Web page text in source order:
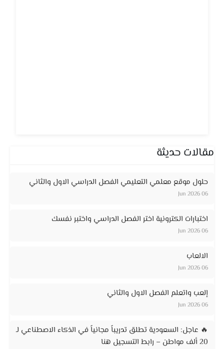
مقالات حديثة
حلول موقع معلمي التعليمي الفصل الدراسي الاول والثاني
06 Jun 2026
اختبارات الكترونية اختر الفصل الدراسي واختبر نفسك
06 Jun 2026
الالعاب
06 Jun 2026
إلعب واتعلم الفصل الاول والثاني
06 Jun 2026
🔥 عاجل: السعودية تطلق تدريباً مجانياً في الذكاء الاصطناعي لـ
20 ألف مواطن – رابط التسجيل هنا